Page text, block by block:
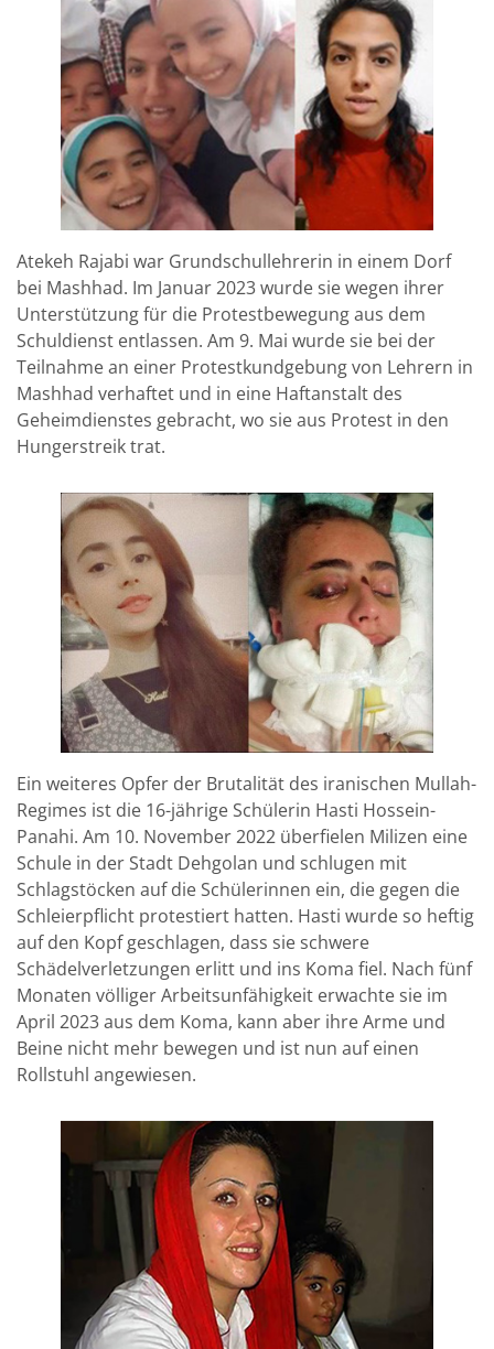
Atekeh Rajabi war Grundschullehrerin in einem Dorf
bei Mashhad. Im Januar 2023 wurde sie wegen ihrer
Unterstützung für die Protestbewegung aus dem
Schuldienst entlassen. Am 9. Mai wurde sie bei der
Teilnahme an einer Protestkundgebung von Lehrern in
Mashhad verhaftet und in eine Haftanstalt des
Geheimdienstes gebracht, wo sie aus Protest in den
Hungerstreik trat.
Ein weiteres Opfer der Brutalität des iranischen Mullah-
Regimes ist die 16-jährige Schülerin Hasti Hossein-
Panahi. Am 10. November 2022 überfielen Milizen eine
Schule in der Stadt Dehgolan und schlugen mit
Schlagstöcken auf die Schülerinnen ein, die gegen die
Schleierpflicht protestiert hatten. Hasti wurde so heftig
auf den Kopf geschlagen, dass sie schwere
Schädelverletzungen erlitt und ins Koma fiel. Nach fünf
Monaten völliger Arbeitsunfähigkeit erwachte sie im
April 2023 aus dem Koma, kann aber ihre Arme und
Beine nicht mehr bewegen und ist nun auf einen
Rollstuhl angewiesen.